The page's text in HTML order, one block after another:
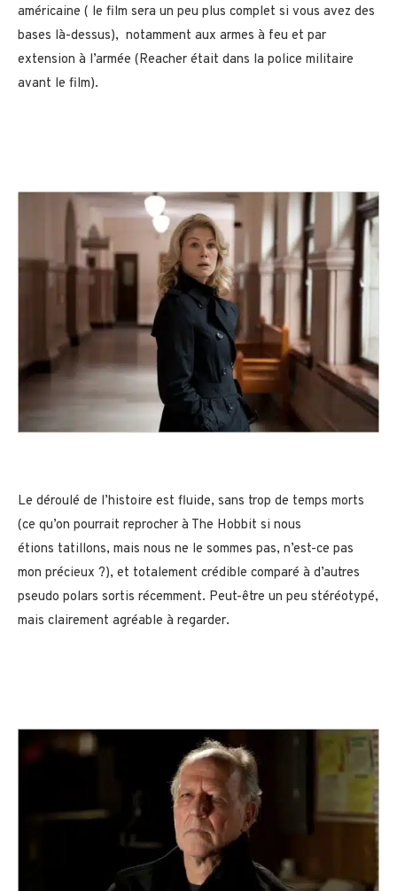
américaine ( le film sera un peu plus complet si vous avez des
bases là-dessus), notamment aux armes à feu et par
extension à l’armée (Reacher était dans la police militaire
avant le film).
Le déroulé de l’histoire est fluide, sans trop de temps morts
(ce qu’on pourrait reprocher à The Hobbit si nous
étions tatillons, mais nous ne le sommes pas, n’est-ce pas
mon précieux ?), et totalement crédible comparé à d’autres
pseudo polars sortis récemment. Peut-être un peu stéréotypé,
mais clairement agréable à regarder.